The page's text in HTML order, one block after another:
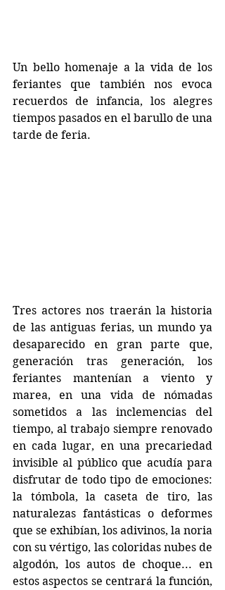
Un bello homenaje a la vida de los
feriantes que también nos evoca
recuerdos de infancia, los alegres
tiempos pasados en el barullo de una
tarde de feria.
Tres actores nos traerán la historia
de las antiguas ferias, un mundo ya
desaparecido en gran parte que,
generación tras generación, los
feriantes mantenían a viento y
marea, en una vida de nómadas
sometidos a las inclemencias del
tiempo, al trabajo siempre renovado
en cada lugar, en una precariedad
invisible al público que acudía para
disfrutar de todo tipo de emociones:
la tómbola, la caseta de tiro, las
naturalezas fantásticas o deformes
que se exhibían, los adivinos, la noria
con su vértigo, las coloridas nubes de
algodón, los autos de choque... en
estos aspectos se centrará la función,